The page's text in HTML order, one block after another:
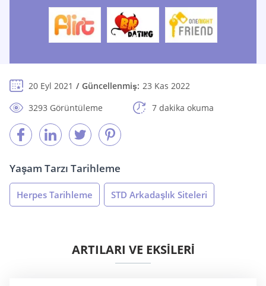
20 Eyl 2021 Güncellenmiş: 23 Kas 2022
3293 Görüntüleme
7 dakika okuma
Yaşam Tarzı Tarihleme
Herpes Tarihleme STD Arkadaşlık Siteleri
ARTILARI VE EKSİLERİ